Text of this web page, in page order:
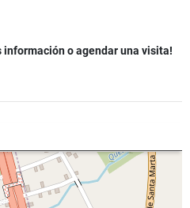
información o agendar una visita!